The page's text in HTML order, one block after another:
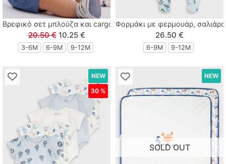
Βρεφικό σετ μπλούζα και cargo σορτς βυθός μπλε
20.50 € 10.25 €
3-6M 6-9M 9-12Μ
Φορμάκι με φερμουάρ,
26.50 €
6-9M 9-12Μ
NEW
30 %
SOLD OUT
NEW